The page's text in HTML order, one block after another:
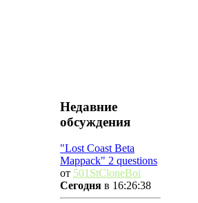
Недавние
обсуждения
"Lost Coast Beta
Mappack" 2 questions
от 501StCloneBoi
Сегодня в 16:26:38